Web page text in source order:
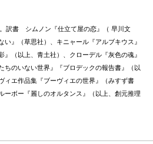
訳書 シムノン『仕立て屋の恋』（ 早川文
い』（草思社）、キニャール『アルブキウス』
』（以上、青土社）、クローデル『灰色の魂』
ちのいない世界』『ブロデックの報告書』（以
ィエ作品集『ブーヴィエの世界』（みすず書
ーボー『麗しのオルタンス』（以上、創元推理